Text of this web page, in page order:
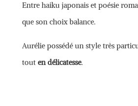
Entre haiku japonais et poésie
que son choix balance.
Aurélie possédé un style très
touten délicatesse.